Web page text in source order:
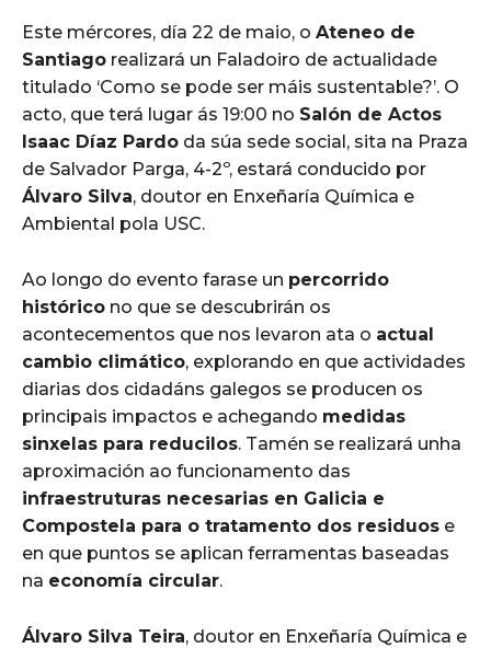
Este mércores, día 22 de maio, o Ateneo de
Santiago realizará un Faladoiro de actualidade
titulado ‘Como se pode ser máis sustentable?’. O
acto, que terá lugar ás 19:00 no Salón de Actos
Isaac Díaz Pardo da súa sede social, sita na Praza
de Salvador Parga, 4-2º, estará conducido por
Álvaro Silva, doutor en Enxeñaría Química e
Ambiental pola USC.
Ao longo do evento farase un percorrido
histórico no que se descubrirán os
acontecementos que nos levaron ata o actual
cambio climático, explorando en que actividades
diarias dos cidadáns galegos se producen os
principais impactos e achegando medidas
sinxelas para reducilos. Tamén se realizará unha
aproximación ao funcionamento das
infraestruturas necesarias en Galicia e
Compostela para o tratamento dos residuos e
en que puntos se aplican ferramentas baseadas
na economía circular.
Álvaro Silva Teira, doutor en Enxeñaría Química e